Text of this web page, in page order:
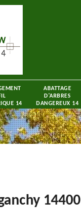
14
ABATTAGE
D'ARBRES
DANGEREUX 14
14400